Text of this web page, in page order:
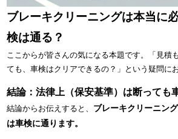
ブレーキクリーニングは本当に
検は通る？
ここからが皆さんの気になる本題です。「見積
ても、車検はクリアできるの？」という疑問に
結論：法律上（保安基準）は断っても
結論からお伝えすると、 ブレーキクリーニン
は車検に通ります。